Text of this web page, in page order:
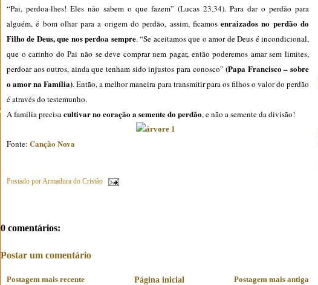
“Pai, perdoa-lhes! Eles não sabem o que fazem” (Lucas 23,34). Para dar o perdão para
alguém, é bom olhar para a origem do perdão, assim, ficamosenraizados no perdão do
Filho de Deus, que nos perdoa sempre. “Se aceitamos que o amor de Deus é incondicional,
que o carinho do Pai não se deve comprar nem pagar, então poderemos amar sem limites,
perdoar aos outros, ainda que tenham sido injustos para conosco”(Papa Francisco – sobre
o amor na Família). Então, a melhor maneira para transmitir para os filhos o valor do perdão
é através do testemunho.
A família precisacultivar no coração a semente do perdão, e não a semente da divisão!
Fonte: Canção Nova
Postado porArmadura do Cristão
0 comentários:
Postar um comentário
Postagem mais recente Postagem mais antiga
Página inicial